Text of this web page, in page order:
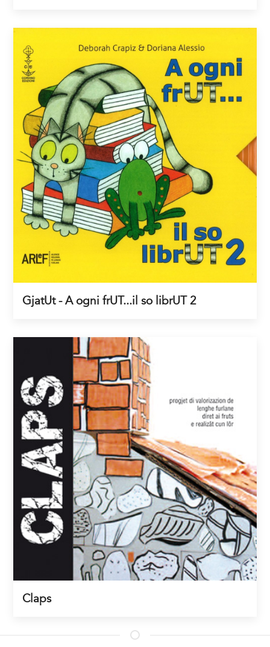
GjatUt - A ogni frUT...il so librUT 2
Claps